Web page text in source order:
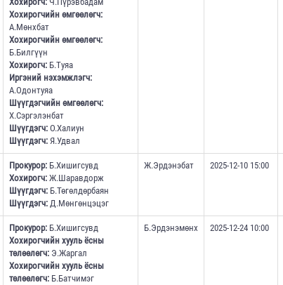
Хохирогчийн өмгөөлөгч:
А.Мөнхбат
Хохирогчийн өмгөөлөгч:
Б.Билгүүн
Хохирогч:Б.Туяа
Иргэний нэхэмжлэгч:
А.Одонтуяа
Шүүгдэгчийн өмгөөлөгч:
Х.Сэргэлэнбат
Шүүгдэгч:О.Халиун
Шүүгдэгч:Я.Удвал
Прокурор:Б.Хишигсувд
Хохирогч:Ж.Шаравдорж
Шүүгдэгч:Б.Төгөлдөрбаян
Шүүгдэгч:Д.Мөнгөнцэцэг
Ж.Эрдэнэбат 2025-12-10 15:00
Прокурор:Б.Хишигсувд
Хохирогчийн хууль ёсны
төлөөлөгч:Э.Жаргал
Хохирогчийн хууль ёсны
төлөөлөгч:Б.Батчимэг
Б.Эрдэнэмөнх 2025-12-24 10:00